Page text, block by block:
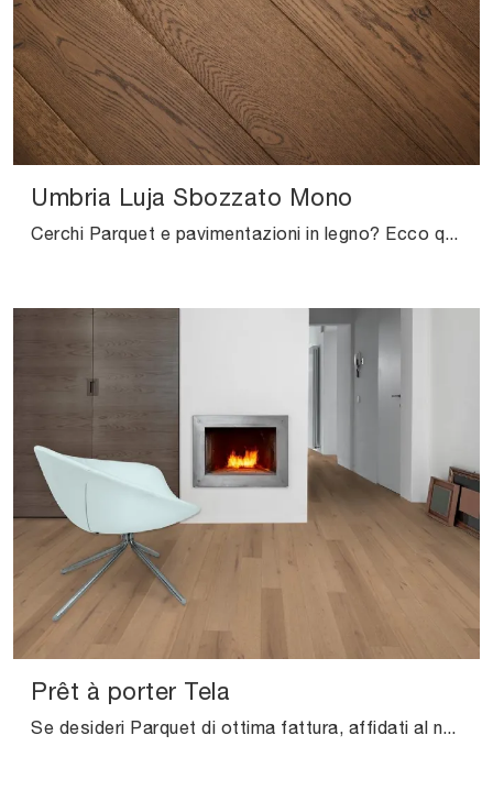
Umbria Luja Sbozzato Mono
Cerchi Parquet e pavimentazioni in legno? Ecco qui la soluzione Umbria Luja Sbozzato Mono di Salis: ti attende nel nostro punto vendita!
Prêt à porter Tela
Se desideri Parquet di ottima fattura, affidati al nostro punto vendita e scopri di più sul modello Prêt à porter Tela di Salis.